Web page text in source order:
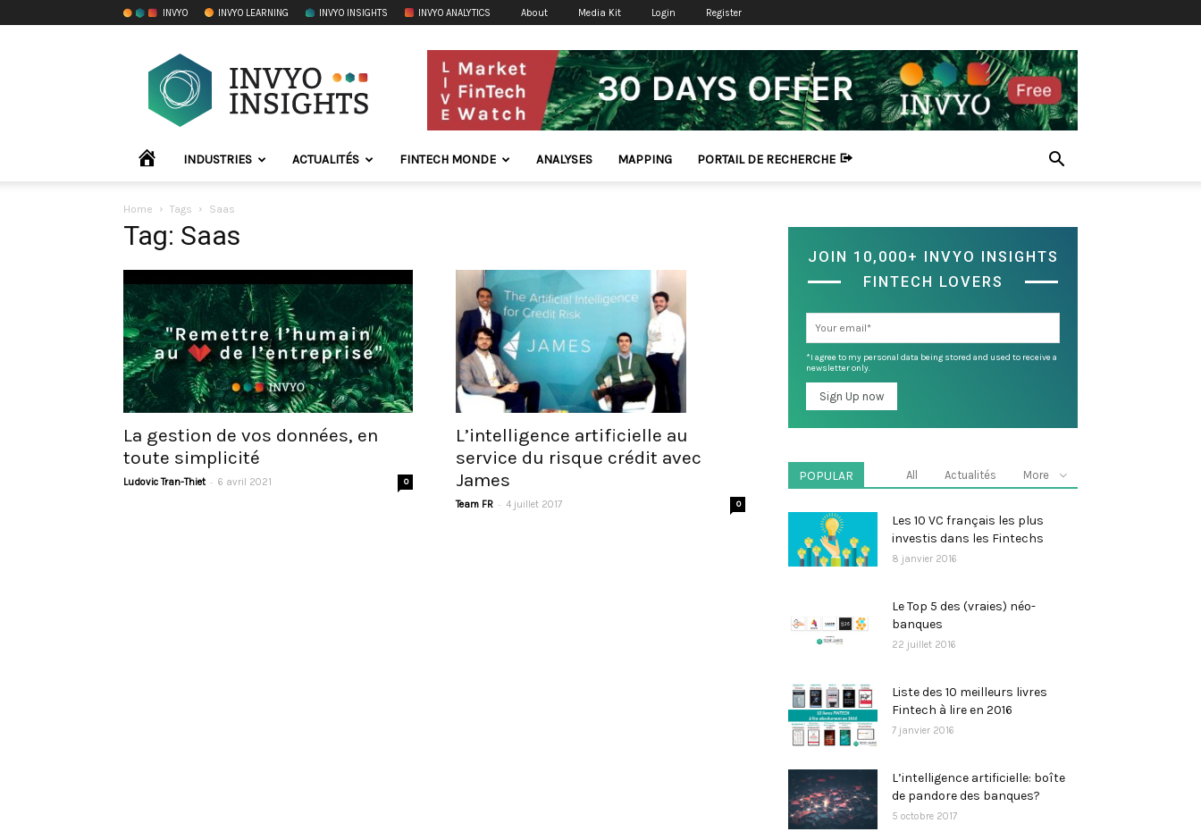
INVYO INVYO LEARNING INVYO INSIGHTS INVYO ANALYTICS About Media Kit Login Register
INVYO
Insights
France
ACCUEIL INDUSTRIES ACTUALITÉS FINTECH MONDE ANALYSES MAPPING PORTAIL DE RECHERCHE
Home Tags Saas
Tag: Saas
La gestion de vos données, en
toute simplicité
Ludovic Tran-Thiet - 6 avril 2021 0
L’intelligence artificielle au
service du risque crédit avec
James
Team FR - 4 juillet 2017 0
JOIN 10,000+ INVYO INSIGHTS
FINTECH LOVERS
*I agree to my personal data being stored and used to receive a
newsletter only.
POPULAR All Actualités More
Les 10 VC français les plus
investis dans les Fintechs
8 janvier 2016
Le Top 5 des (vraies) néo-
banques
22 juillet 2016
Liste des 10 meilleurs livres
Fintech à lire en 2016
7 janvier 2016
L’intelligence artificielle: boîte
de pandore des banques?
5 octobre 2017